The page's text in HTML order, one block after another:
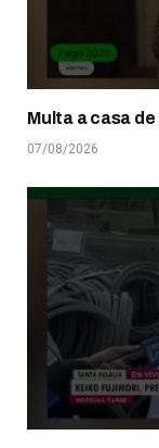
Multa a casa
07/08/2026